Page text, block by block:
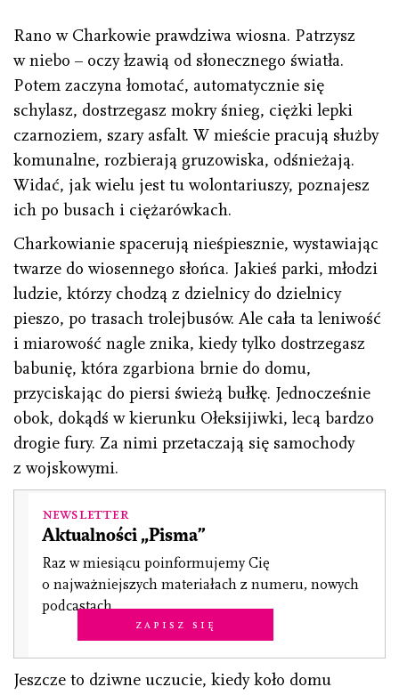
Rano w Charkowie prawdziwa wiosna. Patrzysz
w niebo – oczy łzawią od słonecznego światła.
Potem zaczyna łomotać, automatycznie się
schylasz, dostrzegasz mokry śnieg, ciężki lepki
czarnoziem, szary asfalt. W mieście pracują służby
komunalne, rozbierają gruzowiska, odśnieżają.
Widać, jak wielu jest tu wolontariuszy, poznajesz
ich po busach i ciężarówkach.
Charkowianie spacerują nieśpiesznie, wystawiając
twarze do wiosennego słońca. Jakieś parki, młodzi
ludzie, którzy chodzą z dzielnicy do dzielnicy
pieszo, po trasach trolejbusów. Ale cała ta leniwość
i miarowość nagle znika, kiedy tylko dostrzegasz
babunię, która zgarbiona brnie do domu,
przyciskając do piersi świeżą bułkę. Jednocześnie
obok, dokądś w kierunku Ołeksijiwki, lecą bardzo
drogie fury. Za nimi przetaczają się samochody
z wojskowymi.
Newsletter
Aktualności „Pisma”
Raz w miesiącu poinformujemy Cię
o najważniejszych materiałach z numeru, nowych
podcastach.
Zapisz się
Jeszcze to dziwne uczucie, kiedy koło domu